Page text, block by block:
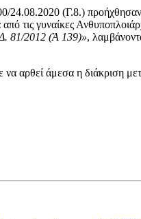
24.08.2020 (Γ.8.)
τις γυναίκες
81/2012 (Ά 139)»,
αρθεί άμεσα η διάκριση